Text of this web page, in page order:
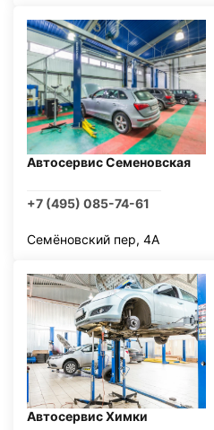
Автосервис Семеновская
+7 (495) 085-74-61
Семёновский пер, 4А
Автосервис Химки